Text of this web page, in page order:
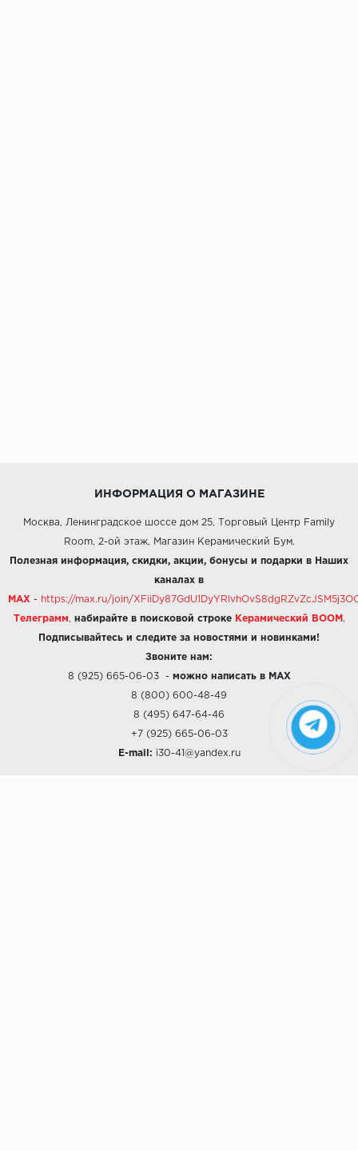
ИНФОРМАЦИЯ О МАГАЗИНЕ
Москва, Ленинградское шоссе дом 25, Торговый Центр Family
Room, 2-ой этаж, Магазин Керамический Бум.
Полезная информация, скидки, акции, бонусы и подарки в Наших
каналах в
MAX - https://max.ru/join/
Телеграмм набирайте в поисковой строке Керамический BOOM .
Подписывайтесь и следите за новостями и новинками!
Звоните нам:
8 (925) 665-06-03- можно написать в MAX
8 (800) 600-48-49
8 (495) 647-64-46
+7 (925) 665-06-03
E-mail: i30-41@yandex.ru